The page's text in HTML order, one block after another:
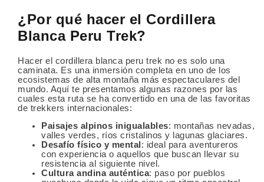
¿Por qué hacer el Cordillera
Blanca Peru Trek?
Hacer el cordillera blanca peru trek no es solo una
caminata. Es una inmersión completa en uno de los
ecosistemas de alta montaña más espectaculares del
mundo. Aquí te presentamos algunas razones por las
cuales esta ruta se ha convertido en una de las favoritas
de trekkers internacionales:
Paisajes alpinos inigualables: montañas nevadas,
valles verdes, ríos cristalinos y lagunas glaciares.
Desafío físico y mental : ideal para aventureros
con experiencia o aquellos que buscan llevar su
resistencia al siguiente nivel.
Cultura andina auténtica: paso por pueblos